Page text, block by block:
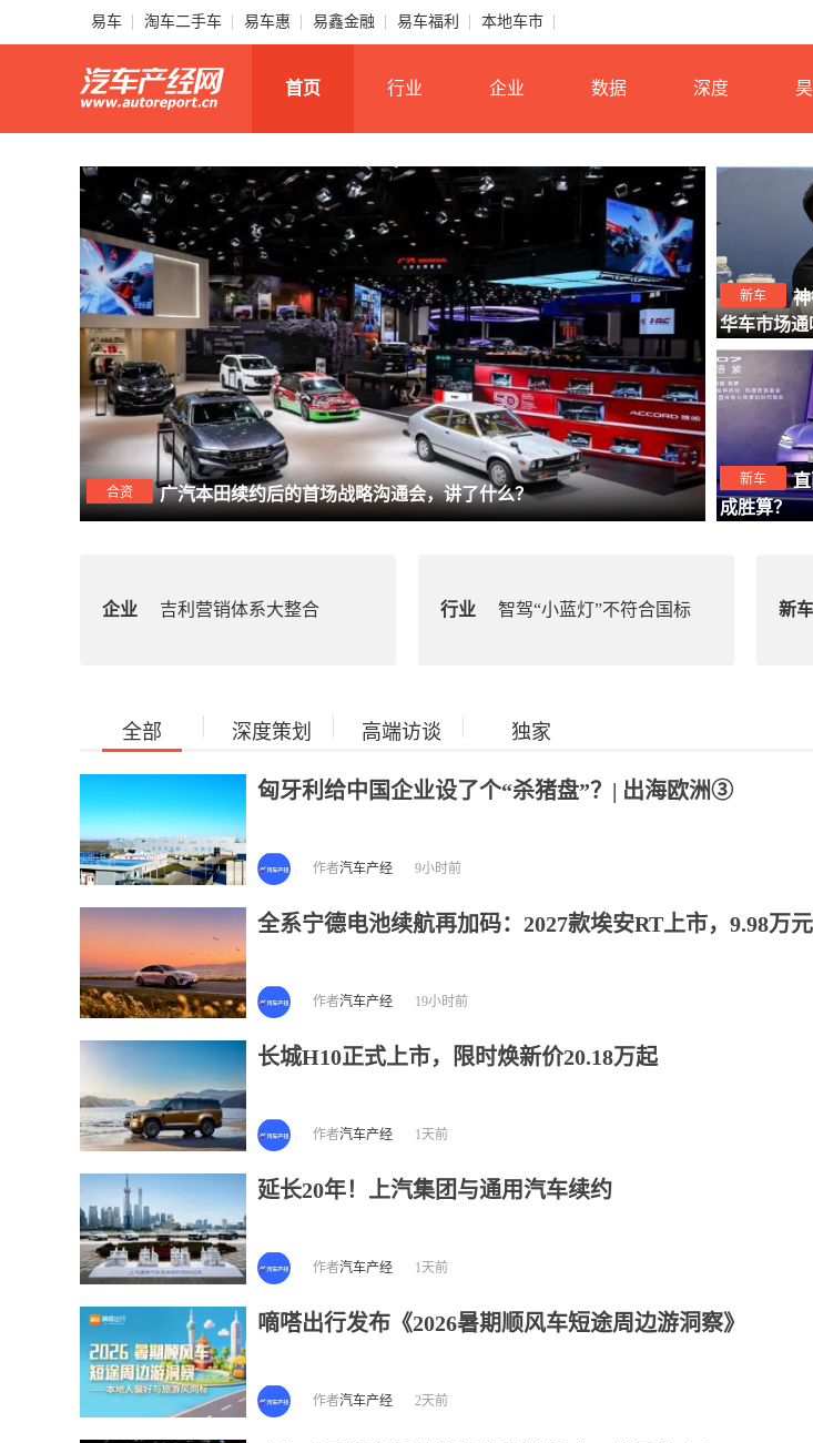
易车 淘车二手车 易车惠 易鑫金融 易车福利 本地车市
首页 行业 企业 数据 深度
合资 广汽本田续约后的首场战略沟通会，讲了什么？
新车
华车市场通
新车
成胜算？
企业 吉利营销体系大整合 行业 智驾“小蓝灯”不符合国标 新车
全部 深度策划 高端访谈 独家
匈牙利给中国企业设了个“杀猪盘”？| 出海欧洲③
作者汽车产经 9小时前
全系宁德电池续航再加码：2027款埃安RT上市，9.98万
作者汽车产经 19小时前
长城H10正式上市，限时焕新价20.18万起
作者汽车产经 1天前
延长20年！上汽集团与通用汽车续约
作者汽车产经 1天前
嘀嗒出行发布《2026暑期顺风车短途周边游洞察》
作者汽车产经 2天前